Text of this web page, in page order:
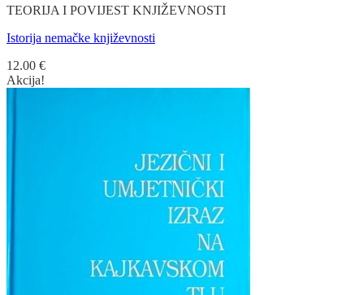
TEORIJA I POVIJEST KNJIŽEVNOSTI
Istorija nemačke književnosti
12.00 €
Akcija!